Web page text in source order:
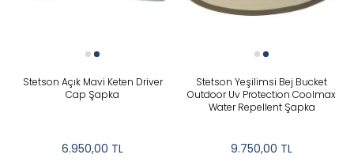
KATEGORILER
Stetson Açık Mavi Keten Driver
Cap Şapka
6.950,00 TL
Stetson Yeşilimsi Bej Bucket
Outdoor Uv Protection Coolmax
Water Repellent Şapka
9.750,00 TL